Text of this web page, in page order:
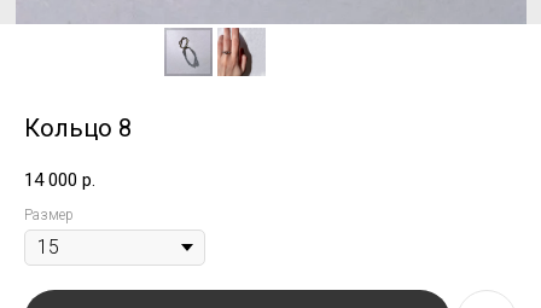
Кольцо 8
14 000 р.
Размер